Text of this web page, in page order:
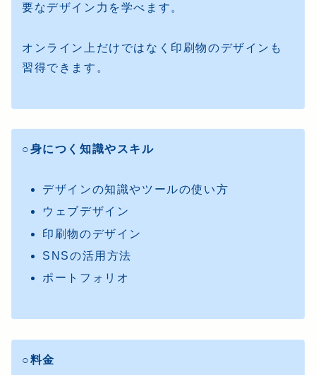
要なデザイン力を学べます。
オンライン上だけではなく印刷物のデザインも
習得できます。
○身につく知識やスキル
デザインの知識やツールの使い方
ウェブデザイン
印刷物のデザイン
SNSの活用方法
ポートフォリオ
○料金